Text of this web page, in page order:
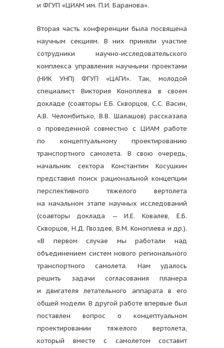
и ФГУП «ЦИАМ им. П.И. Баранова».
Вторая часть конференции была посвящена
научным секциям. В них приняли участие
сотрудники научно-исследовательского
комплекса управления научными проектами
(НИК УНП) ФГУП «ЦАГИ». Так, молодой
специалист Виктория Коноплева в своем
докладе (соавторы Е.Б. Скворцов, С.С. Васин,
А.В. Челомбитько, В.В. Шалашов) рассказала
о проведенной совместно с ЦИАМ работе
по концептуальному проектированию
транспортного самолета. В свою очередь,
начальник сектора Константин Косушкин
представил поиск рациональной концепции
перспективного тяжелого вертолета
на начальном этапе научных исследований
(соавторы доклада ­— И.Е. Ковалев, Е.Б.
Скворцов, Н.Д. Гвоздев, В.М. Коноплева и др.).
«В первом случае мы работали над
объединением систем нового регионального
транспортного самолета. Нам удалось
решить задачи согласования планера
и двигателя летательного аппарата в его
общей модели. В другой работе впервые был
поставлен вопрос о концептуальном
проектировании тяжелого вертолета,
который вместе с самолетом составит